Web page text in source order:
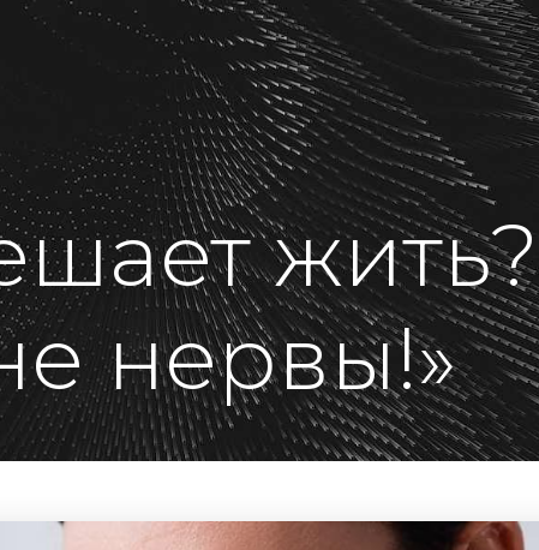
жить?
нервы!»